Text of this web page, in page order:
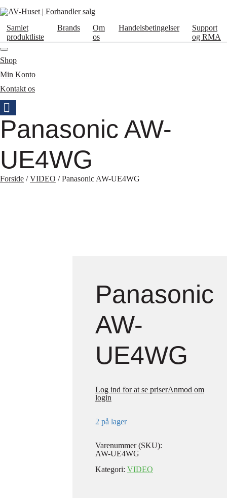
Samlet
produktliste
Brands
Om
os
Handelsbetingelser
Support
og RMA
Shop
Min Konto
Kontakt os
Panasonic AW-
UE4WG
Forside /VIDEO / Panasonic AW-UE4WG
Panasonic
AW-
UE4WG
Log ind for at se priserAnmod om
login
2 på lager
Varenummer (SKU):
AW-UE4WG
Kategori: VIDEO